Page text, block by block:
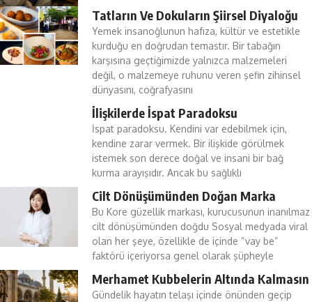
Tatların Ve Dokuların Şiirsel Diyaloğu
Yemek insanoğlunun hafıza, kültür ve estetikle
kurduğu en doğrudan temastır. Bir tabağın
karşısına geçtiğimizde yalnızca malzemeleri
değil, o malzemeye ruhunu veren şefin zihinsel
dünyasını, coğrafyasını
İlişkilerde İspat Paradoksu
İspat paradoksu. Kendini var edebilmek için,
kendine zarar vermek. Bir ilişkide görülmek
istemek son derece doğal ve insani bir bağ
kurma arayışıdır. Ancak bu sağlıklı
Cilt Dönüşümünden Doğan Marka
Bu Kore güzellik markası, kurucusunun inanılmaz
cilt dönüşümünden doğdu Sosyal medyada viral
olan her şeye, özellikle de içinde “vay be”
faktörü içeriyorsa genel olarak şüpheyle
Merhamet Kubbelerin Altında Kalmasın
Gündelik hayatın telaşı içinde önünden geçip